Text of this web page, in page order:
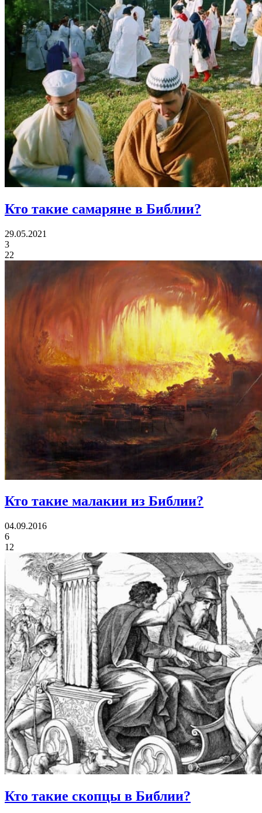
Кто такие самаряне в Библии?
29.05.2021
3
22
Кто такие малакии из Библии?
04.09.2016
6
12
Кто такие скопцы в Библии?